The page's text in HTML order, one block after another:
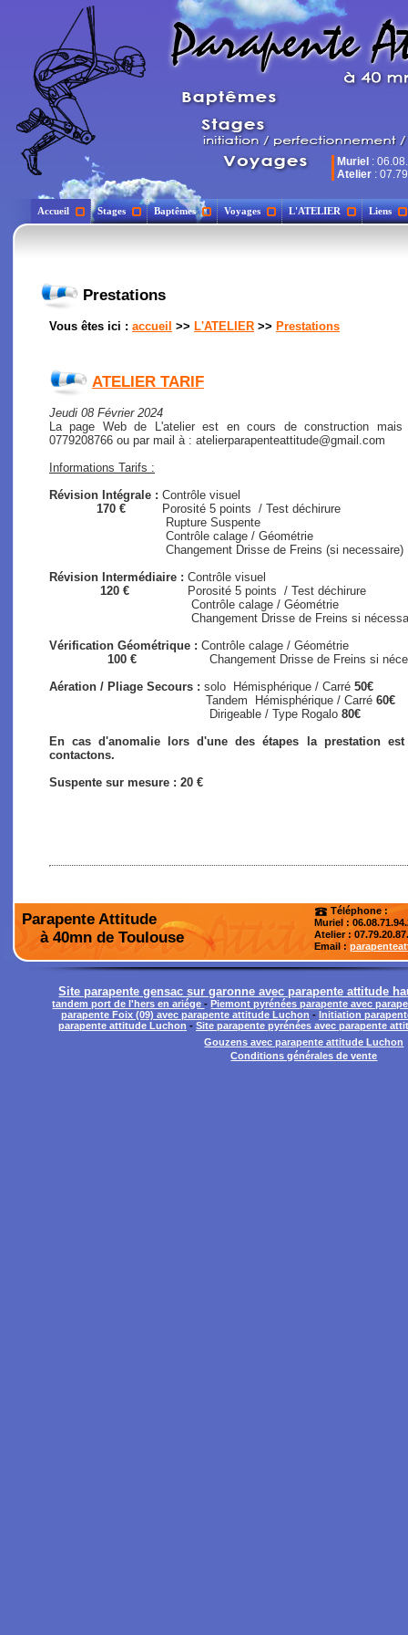
Muriel :
Atelier :
Accueil Stages Baptêmes Voyages L'ATELIER Liens
Prestations
Vous êtes ici : accueil >> L'ATELIER >> Prestations
ATELIER TARIF
Jeudi 08 Février 2024
La page Web de L'atelier est en cours de construction
0779208766 ou par mail à : atelierparapenteattitude@gmail.com
Informations Tarifs :
Révision Intégrale : Contrôle visuel
170 € Porosité 5 points / Test déchirure
Rupture Suspente
Contrôle calage / Géométrie
Changement Drisse de Freins (si necessaire)
Révision Intermédiaire : Contrôle visuel
120 € Porosité 5 points / Test déchirure
Contrôle calage / Géométrie
Changement Drisse de Freins si nécessaire
Vérification Géométrique : Contrôle calage / Géométrie
100 € Changement Drisse de Freins si
Aération / Pliage Secours : solo Hémisphérique / Carré 50€
Tandem Hémisphérique / Carré 60€
Dirigeable / Type Rogalo 80€
En cas d'anomalie lors d'une des étapes la prestation
contactons.
Suspente sur mesure : 20 €
Parapente Attitude
à 40mn de Toulouse
Téléphone :
Muriel :
Atelier:
Email :
Site parapente gensac sur garonne avec parapente attitude
tandem port de l'hers en ariége-Piemont pyrénées parapente avec
parapente Foix (09) avec parapente attitude Luchon - Initiation
parapente attitude Luchon - Site parapente pyrénées avec parapente
Gouzens avec parapente attitude Luchon
Conditions générales de vente